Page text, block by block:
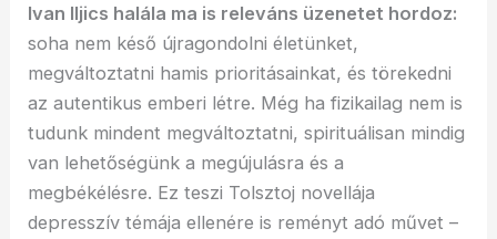
Ivan Iljics halála ma is releváns üzenetet hordoz:
soha nem késő újragondolni életünket,
megváltoztatni hamis prioritásainkat, és törekedni
az autentikus emberi létre. Még ha fizikailag nem is
tudunk mindent megváltoztatni, spirituálisan mindig
van lehetőségünk a megújulásra és a
megbékélésre. Ez teszi Tolsztoj novellája
depresszív témája ellenére is reményt adó művet –